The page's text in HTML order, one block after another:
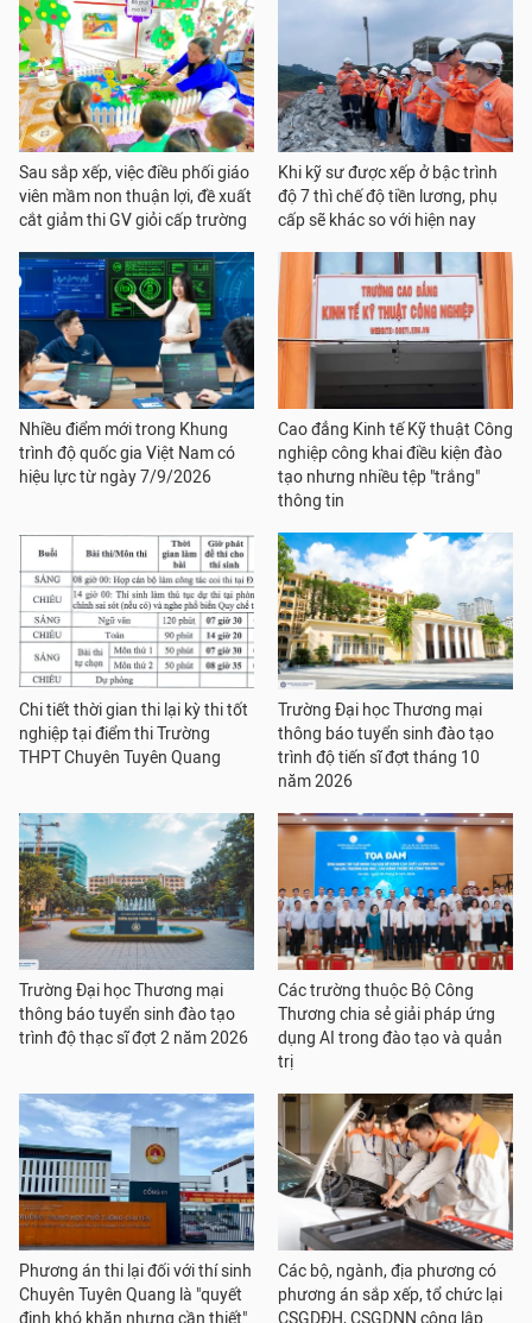
Sau sắp xếp, việc điều phối giáo
viên mầm non thuận lợi, đề xuất
cắt giảm thi GV giỏi cấp trường
Khi kỹ sư được xếp ở bậc trình
độ 7 thì chế độ tiền lương, phụ
cấp sẽ khác so với hiện nay
Nhiều điểm mới trong Khung
trình độ quốc gia Việt Nam có
hiệu lực từ ngày 7/9/2026
Cao đẳng Kinh tế Kỹ thuật Công
nghiệp công khai điều kiện đào
tạo nhưng nhiều tệp "trắng"
thông tin
Chi tiết thời gian thi lại kỳ thi tốt
nghiệp tại điểm thi Trường
THPT Chuyên Tuyên Quang
Trường Đại học Thương mại
thông báo tuyển sinh đào tạo
trình độ tiến sĩ đợt tháng 10
năm 2026
Trường Đại học Thương mại
thông báo tuyển sinh đào tạo
trình độ thạc sĩ đợt 2 năm 2026
Các trường thuộc Bộ Công
Thương chia sẻ giải pháp ứng
dụng AI trong đào tạo và quản
trị
Phương án thi lại đối với thí sinh
Chuyên Tuyên Quang là "quyết
định khó khăn nhưng cần thiết"
Các bộ, ngành, địa phương có
phương án sắp xếp, tổ chức lại
CSGDĐH, CSGDNN công lập